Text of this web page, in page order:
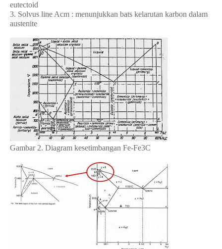
eutectoid
3. Solvus line Acm : menunjukkan bats kelarutan karbon dalam
austenite
Gambar 2. Diagram kesetimbangan Fe-Fe3C